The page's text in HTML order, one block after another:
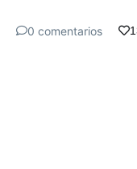
0 comentarios